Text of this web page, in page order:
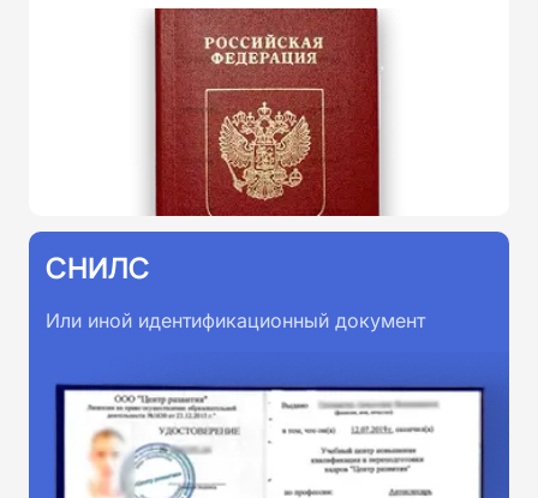
СНИЛС
Или иной идентификационный документ